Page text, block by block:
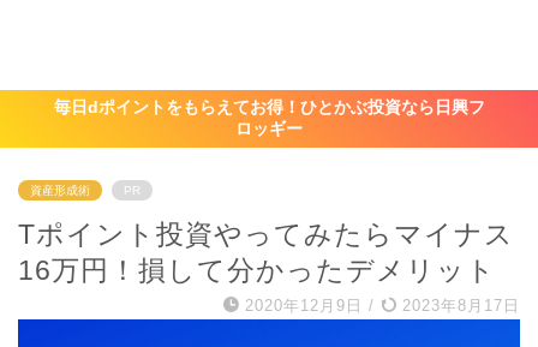
毎日dポイントをもらえてお得！ひとかぶ投資なら日興フ
ロッギー
資産形成術 PR
Tポイント投資やってみたらマイナス
16万円！損して分かったデメリット
2020年12月9日 / 2023年8月17日